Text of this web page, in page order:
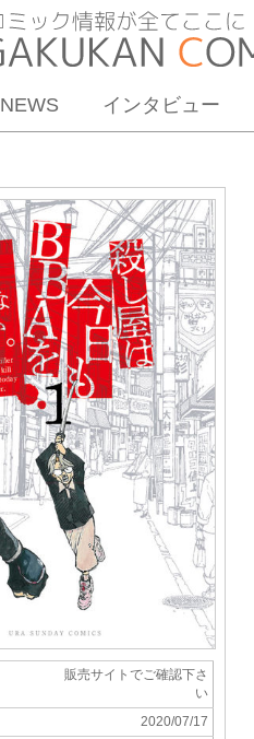
NEWS インタビュー
販売サイトでご確認下さ
い
2020/07/17